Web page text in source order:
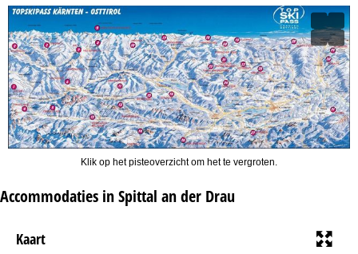
Klik op het pisteoverzicht om het te vergroten.
Accommodaties in Spittal an der Drau
Kaart